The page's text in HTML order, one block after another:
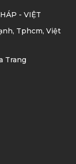
- VIỆT
Tphcm, Việt
Trang